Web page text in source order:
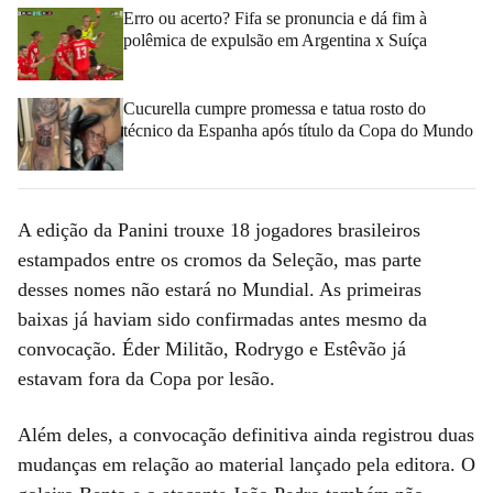
Erro ou acerto? Fifa se pronuncia e dá fim à
polêmica de expulsão em Argentina x Suíça
Cucurella cumpre promessa e tatua rosto do
técnico da Espanha após título da Copa do Mundo
A edição da Panini trouxe 18 jogadores brasileiros
estampados entre os cromos da Seleção, mas parte
desses nomes não estará no Mundial. As primeiras
baixas já haviam sido confirmadas antes mesmo da
convocação. Éder Militão, Rodrygo e Estêvão já
estavam fora da Copa por lesão.
Além deles, a convocação definitiva ainda registrou duas
mudanças em relação ao material lançado pela editora. O